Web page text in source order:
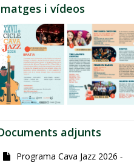
i vídeos
adjunts
Programa Cava Jazz 2026 -